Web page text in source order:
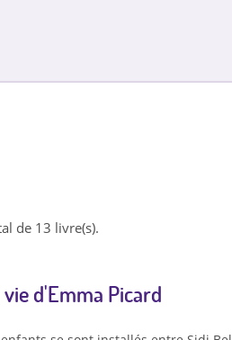
de 13 livre(s).
d'Emma Picard